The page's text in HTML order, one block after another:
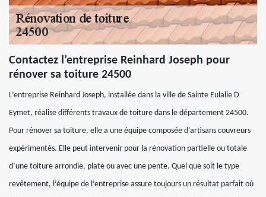
Contactez l’entreprise Reinhard Joseph pour
rénover sa toiture 24500
L’entreprise Reinhard Joseph, installée dans la ville de Sainte Eulalie D
Eymet, réalise différents travaux de toiture dans le département 24500.
Pour rénover sa toiture, elle a une équipe composée d’artisans couvreurs
expérimentés. Elle peut intervenir pour la rénovation partielle ou totale
d’une toiture arrondie, plate ou avec une pente. Quel que soit le type
revêtement, l’équipe de l’entreprise assure toujours un résultat parfait où